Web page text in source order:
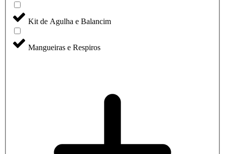
Kit de Agulha e Balancim
Mangueiras e Respiros